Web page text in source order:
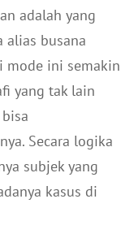
adalah yang
alias busana
mode ini semakin
yang tak lain
Secara logika
subjek yang
kasus di